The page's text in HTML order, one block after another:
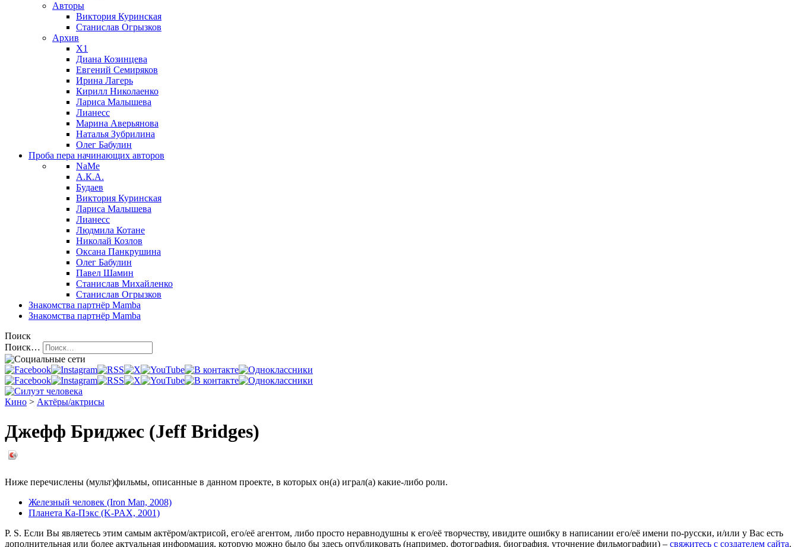
Авторы
Виктория Куринская
Станислав Огрызков
Архив
X1
Диана Козинцева
Евгений Семиряков
Ирина Лагерь
Кирилл Николаенко
Лариса Малышева
Лианесс
Марина Аверьянова
Наталья Зубрилина
Олег Бабулин
Проба пера начинающих авторов
NaMe
А.К.А.
Будаев
Виктория Куринская
Лариса Малышева
Лианесс
Людмила Котане
Николай Козлов
Оксана Панкрушина
Олег Бабулин
Павел Шамин
Станислав Михайленко
Станислав Огрызков
Знакомства партнёр Mamba
Знакомства партнёр Mamba
Поиск
Поиск…
Кино > Актёры/актрисы
Джефф Бриджес (Jeff Bridges)
Ниже перечислены (мульт)фильмы, описанные в данном проекте, в которых он(а) играл(а) какие-либо роли.
Железный человек (Iron Man, 2008)
Планета Ка-Пэкс (K-PAX, 2001)
P. S. Если Вы являетесь этим самым актёром/актрисой, его/её агентом, либо просто неравнодушны к его/её творчеству, ивидите ошибку в написании его/её имени по-русски, и/или у Вас есть
дополнительная или более актуальная информация, которую можно было бы здесь опубликовать (например, фотография, биография, уточнение фильмографии) – свяжитесь с создателем сайта.